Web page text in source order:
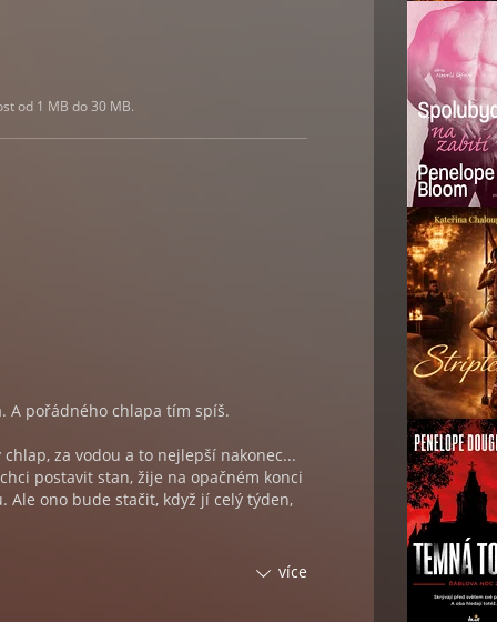
od 1 MB do 30 MB.
A pořádného chlapa tím spíš.
za vodou a to nejlepší nakonec...
postavit stan, žije na opačném konci
Ale ono bude stačit, když jí celý týden,
více